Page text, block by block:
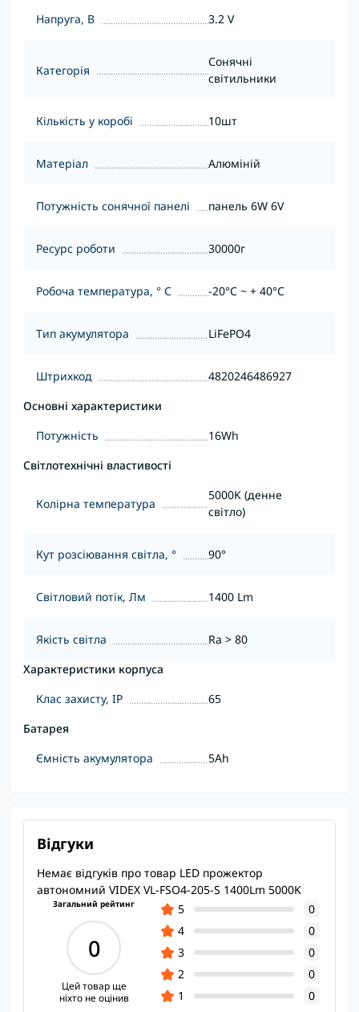
Напруга, В 3.2 V
Категорія
Сонячні
світильники
Кількість у коробі 10шт
Матеріал Алюміній
Потужність сонячної панелі панель 6W 6V
Ресурс роботи 30000г
Робоча температура, ° С -20°C ~ + 40°С
Тип акумулятора LiFePO4
Штрихкод
4820246486927
Основні характеристики
Потужність
16Wh
Світлотехнічні властивості
Колірна температура
5000K (денне
світло)
Кут розсіювання світла, ° 90°
Світловий потік, Лм 1400 Lm
Якість світла
Ra > 80
Характеристики корпуса
Клас захисту, IP
65
Батарея
Ємність акумулятора
5Ah
Відгуки
Немає відгуків про товар LED прожектор
автономний VIDEX VL-FSO4-205-S 1400Lm 5000K
Загальний рейтинг
0
Цей товар ще
ніхто не оцінив
5
0
4
0
3
0
2
0
1
0